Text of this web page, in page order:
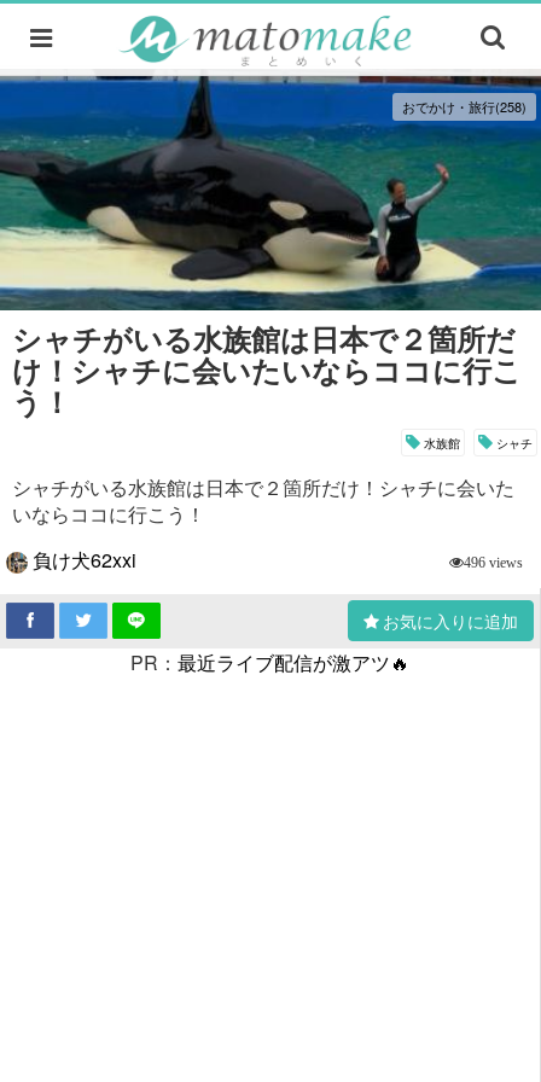
おでかけ・旅行(258)
シャチがいる水族館は日本で２箇所だ
け！シャチに会いたいならココに行こ
う！
水族館 シャチ
シャチがいる水族館は日本で２箇所だけ！シャチに会いた
いならココに行こう！
負け犬62xxi
496 views
お気に入りに追加
PR： 最近ライブ配信が激アツ🔥